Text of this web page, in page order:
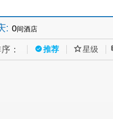
: 0间酒店
： 推荐 星级